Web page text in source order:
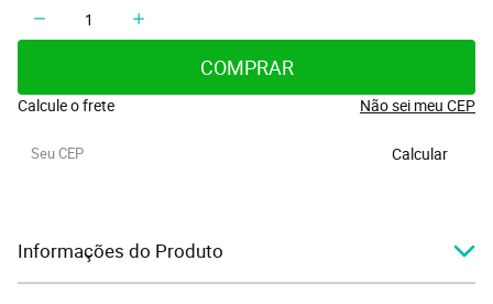
COMPRAR
Calcule o frete Não sei meu CEP
Calcular
Informações do Produto